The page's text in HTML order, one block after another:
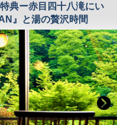
典ー赤目四十八滝にい
』と湯の贅沢時間